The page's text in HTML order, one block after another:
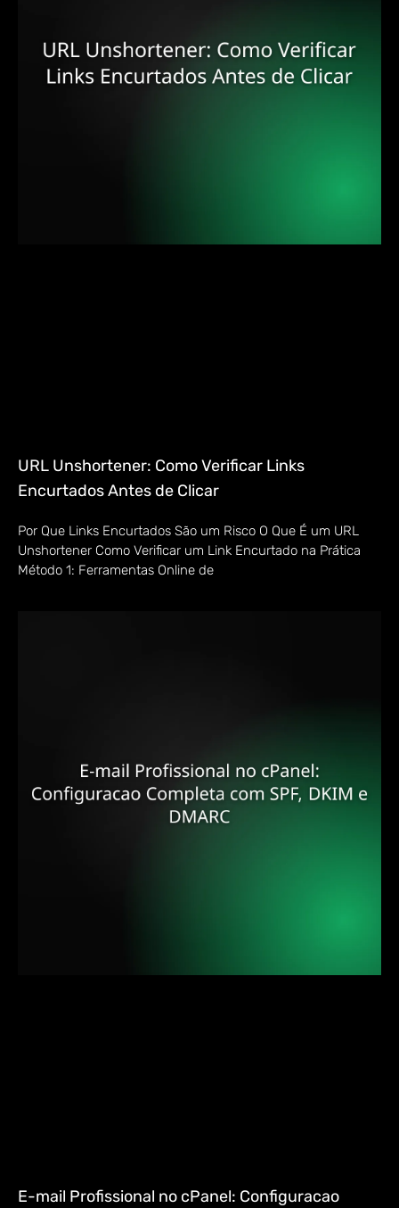
URL Unshortener: Como Verificar Links
Encurtados Antes de Clicar
Por Que Links Encurtados São um Risco O Que É um URL
Unshortener Como Verificar um Link Encurtado na Prática
Método 1: Ferramentas Online de
E-mail Profissional no cPanel: Configuracao